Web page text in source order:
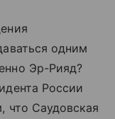
одним
Эр-Рияд?
России
что Саудовская